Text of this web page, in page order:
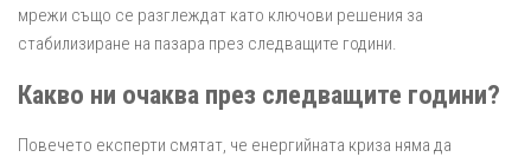
мрежи също се разглеждат като ключови решения за
стабилизиране на пазара през следващите години.
Какво ни очаква през следващите години?
Повечето експерти смятат, че енергийната криза няма да